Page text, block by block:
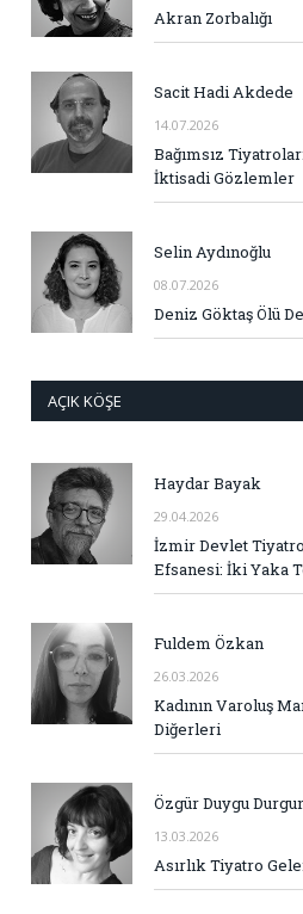
Akran Zorbalığı
Sacit Hadi Akdede
14.07.2026
Bağımsız
İktisadi Gözlemler
Selin Aydınoğlu
08.07.2026
Deniz Göktaş Ölü
AÇIK KÖŞE
Haydar Bayak
29.04.2026
İzmir Devlet
Efsanesi: İki Yaka
Fuldem Özkan
26.03.2026
Kadının Varoluş
Diğerleri
Özgür Duygu
13.03.2026
Asırlık Tiyatro